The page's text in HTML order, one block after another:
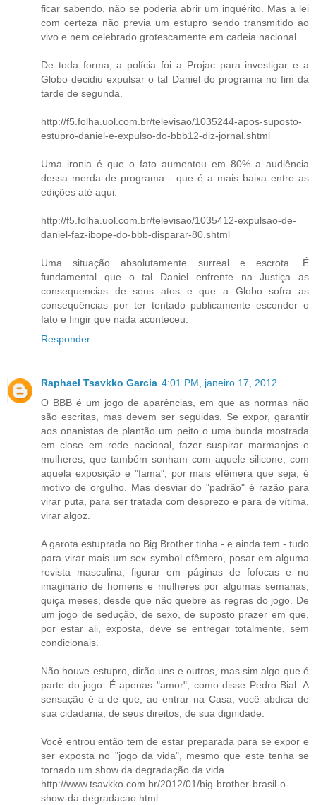
ficar sabendo, não se poderia abrir um inquérito. Mas a lei
com certeza não previa um estupro sendo transmitido ao
vivo e nem celebrado grotescamente em cadeia nacional.
De toda forma, a polícia foi a Projac para investigar e a
Globo decidiu expulsar o tal Daniel do programa no fim da
tarde de segunda.
http://f5.folha.uol.com.br/televisao/1035244-apos-suposto-
estupro-daniel-e-expulso-do-bbb12-diz-jornal.shtml
Uma ironia é que o fato aumentou em 80% a audiência
dessa merda de programa - que é a mais baixa entre as
edições até aqui.
http://f5.folha.uol.com.br/televisao/1035412-expulsao-de-
daniel-faz-ibope-do-bbb-disparar-80.shtml
Uma situação absolutamente surreal e escrota. É
fundamental que o tal Daniel enfrente na Justiça as
consequencias de seus atos e que a Globo sofra as
consequências por ter tentado publicamente esconder o
fato e fingir que nada aconteceu.
Responder
Raphael Tsavkko Garcia 4:01 PM, janeiro 17, 2012
O BBB é um jogo de aparências, em que as normas não
são escritas, mas devem ser seguidas. Se expor, garantir
aos onanistas de plantão um peito o uma bunda mostrada
em close em rede nacional, fazer suspirar marmanjos e
mulheres, que também sonham com aquele silicone, com
aquela exposição e "fama", por mais efêmera que seja, é
motivo de orgulho. Mas desviar do "padrão" é razão para
virar puta, para ser tratada com desprezo e para de vítima,
virar algoz.
A garota estuprada no Big Brother tinha - e ainda tem - tudo
para virar mais um sex symbol efêmero, posar em alguma
revista masculina, figurar em páginas de fofocas e no
imaginário de homens e mulheres por algumas semanas,
quiça meses, desde que não quebre as regras do jogo. De
um jogo de sedução, de sexo, de suposto prazer em que,
por estar ali, exposta, deve se entregar totalmente, sem
condicionais.
Não houve estupro, dirão uns e outros, mas sim algo que é
parte do jogo. É apenas "amor", como disse Pedro Bial. A
sensação é a de que, ao entrar na Casa, você abdica de
sua cidadania, de seus direitos, de sua dignidade.
Você entrou então tem de estar preparada para se expor e
ser exposta no "jogo da vida", mesmo que este tenha se
tornado um show da degradação da vida.
http://www.tsavkko.com.br/2012/01/big-brother-brasil-o-
show-da-degradacao.html